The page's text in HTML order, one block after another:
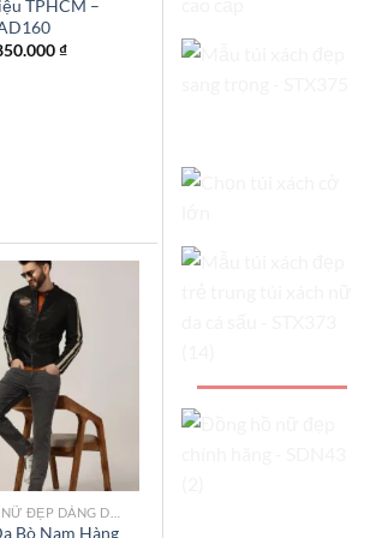
TPHCM –
₫
wishlist
Bò Nam Hàng